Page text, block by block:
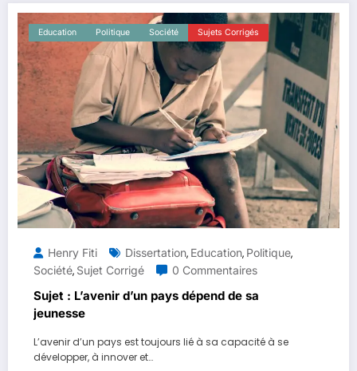
Education Politique Société Sujets Corrigés
Henry Fiti Dissertation, Education, Politique,
Société, Sujet Corrigé 0 Commentaires
Sujet : L’avenir d’un pays dépend de sa
jeunesse
L’avenir d’un pays est toujours lié à sa capacité à se
développer, à innover et…